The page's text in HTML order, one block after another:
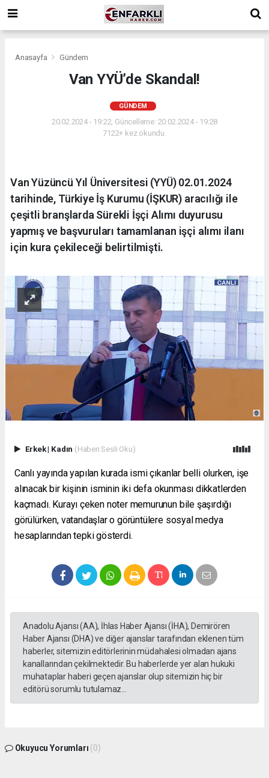
Anasayfa Gündem
Van YYÜ’de Skandal!
GÜNDEM
20.02.2024 - 19:22, Güncelleme: 20.02.2024 - 19:28
7122+ kez okundu.
Van Yüzüncü Yıl Üniversitesi (YYÜ) 02.01.2024
tarihinde, Türkiye İş Kurumu (İŞKUR) aracılığı ile
çeşitli branşlarda Sürekli İşçi Alımı duyurusu
yapmış ve başvuruları tamamlanan işçi alımı ilanı
için kura çekileceği belirtilmişti.
Erkek| Kadın (Haberi Sesli Oku)
Canlı yayında yapılan kurada ismi çıkanlar belli olurken, işe
alınacak bir kişinin isminin iki defa okunması dikkatlerden
kaçmadı. Kurayı çeken noter memurunun bile şaşırdığı
görülürken, vatandaşlar o görüntülere sosyal medya
hesaplarından tepki gösterdi.
Anadolu Ajansı (AA), İhlas Haber Ajansı (İHA), Demirören
Haber Ajansı (DHA) ve diğer ajanslar tarafından eklenen tüm
haberler, sitemizin editörlerinin müdahalesi olmadan ajans
kanallarından çekilmektedir. Bu haberlerde yer alan hukuki
muhataplar haberi geçen ajanslar olup sitemizin hiç bir
editörü sorumlu tutulamaz...
Okuyucu Yorumları (0)